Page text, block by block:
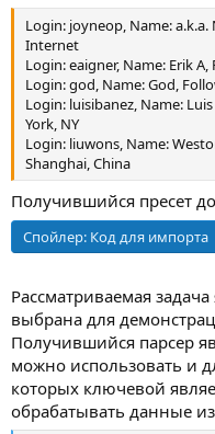
Login: joyneop, Name:
Internet
Login: eaigner, Name: Erik
Login: god, Name: God,
Login: luisibanez, Name:
York, NY
Login: liuwons, Name:
Shanghai, China
Получившийся пресет
Спойлер: Код для импорта
Рассматриваемая
выбрана для
Получившийся парсер
можно использовать и
которых ключевой
обрабатывать данные